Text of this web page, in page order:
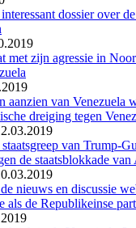
dossier over
met zijn agressie in
aanzien van Venezuela
dreiging tegen
van Trump-
de staatsblokkade van
nieuws en discussie
als de Republikeinse